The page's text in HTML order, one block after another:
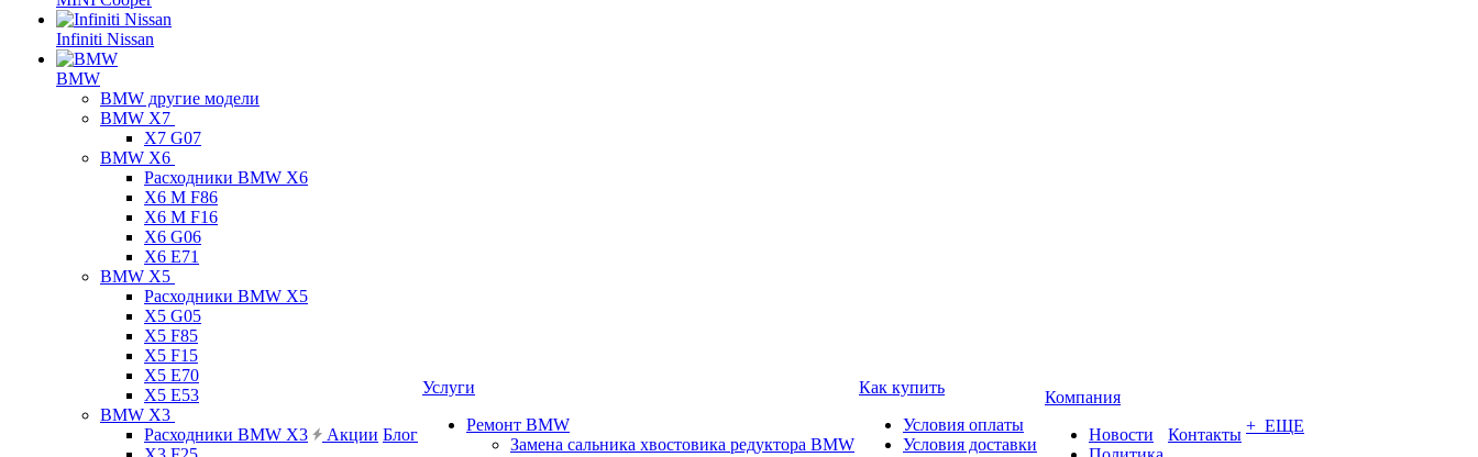
Infiniti Nissan
BMW
BMW другие модели
BMW X7
X7 G07
BMW X6
Расходники BMW X6
X6 M F86
X6 M F16
X6 G06
X6 E71
BMW X5
Расходники BMW X5
X5 G05
X5 F85
X5 F15
X5 E70
X5 E53
BMW X3
Расходники BMW X3
Акции Блог
Услуги
Ремонт BMW
Замена сальника хвостовика редуктора BMW
Как купить
Условия оплаты
Условия доставки
Компания
Новости
Контакты + ЕЩЕ